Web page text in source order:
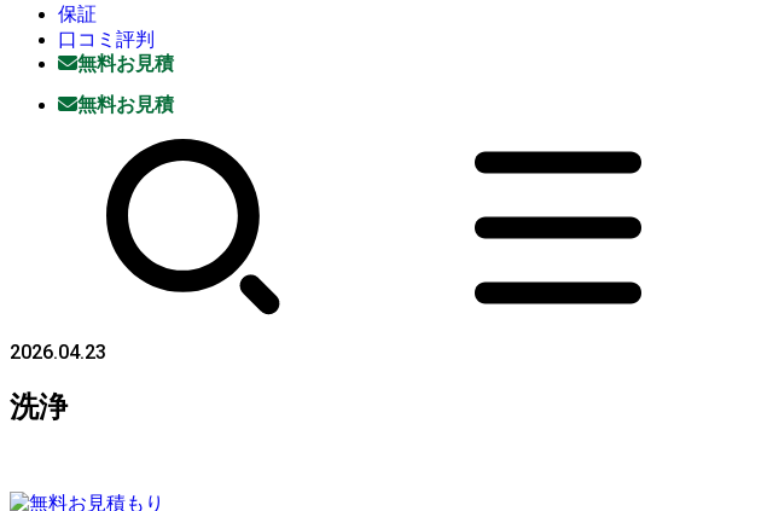
保証
口コミ評判
無料お見積
無料お見積
2026.04.23
洗浄